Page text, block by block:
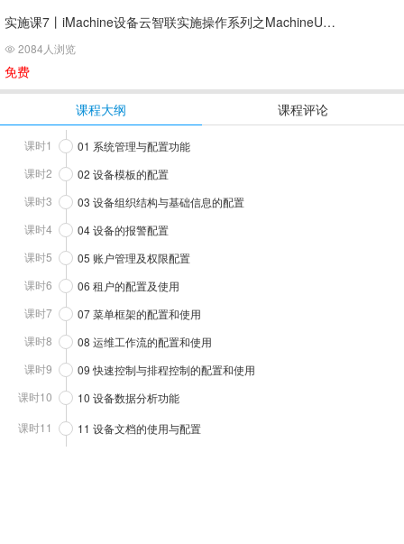
实施课7丨iMachine设备云智联实施操作系列之MachineUnite
 2084人浏览
免费
课程大纲 课程评论
课时1
01 系统管理与配置功能
课时2
02 设备模板的配置
课时3
03 设备组织结构与基础信息的配置
课时4
04 设备的报警配置
课时5
05 账户管理及权限配置
课时6
06 租户的配置及使用
课时7
07 菜单框架的配置和使用
课时8
08 运维工作流的配置和使用
课时9
09 快速控制与排程控制的配置和使用
课时10
10 设备数据分析功能
课时11
11 设备文档的使用与配置